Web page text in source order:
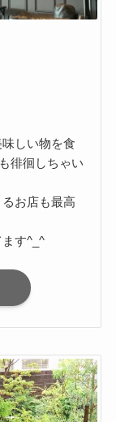
しい物を食
徘徊しちゃい
お店も最高
す^_^